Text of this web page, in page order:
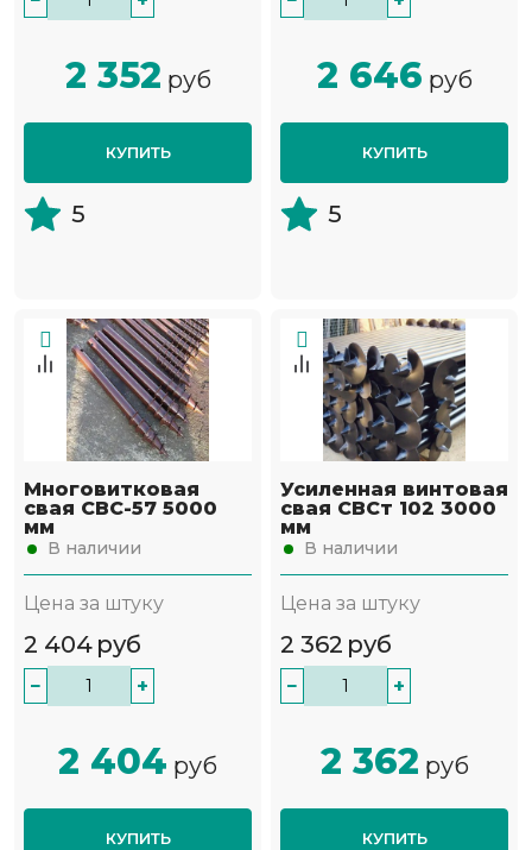
2 352 руб
КУПИТЬ
5
2 646 руб
КУПИТЬ
5
Многовитковая
свая СВС-57 5000
мм
В наличии
Цена за штуку
2 404 руб
− +
2 404 руб
КУПИТЬ
Усиленная винтовая
свая СВСт 102 3000
мм
В наличии
Цена за штуку
2 362 руб
− +
2 362 руб
КУПИТЬ